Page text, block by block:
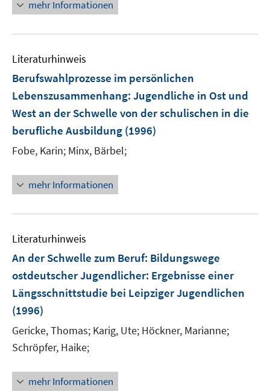
mehr Informationen
Literaturhinweis
Berufswahlprozesse im persönlichen
Lebenszusammenhang: Jugendliche in Ost und
West an der Schwelle von der schulischen in die
berufliche Ausbildung (1996)
Fobe, Karin; Minx, Bärbel;
mehr Informationen
Literaturhinweis
An der Schwelle zum Beruf: Bildungswege
ostdeutscher Jugendlicher: Ergebnisse einer
Längsschnittstudie bei Leipziger Jugendlichen
(1996)
Gericke, Thomas; Karig, Ute; Höckner, Marianne;
Schröpfer, Haike;
mehr Informationen